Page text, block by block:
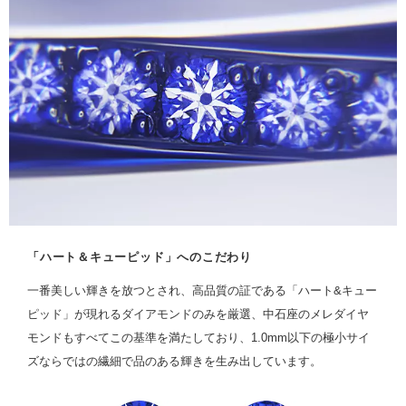
「ハート＆キューピッド」へのこだわり
一番美しい輝きを放つとされ、高品質の証である「ハート&キュー
ピッド」が現れるダイアモンドのみを厳選、中石座のメレダイヤ
モンドもすべてこの基準を満たしており、1.0mm以下の極小サイ
ズならではの繊細で品のある輝きを生み出しています。